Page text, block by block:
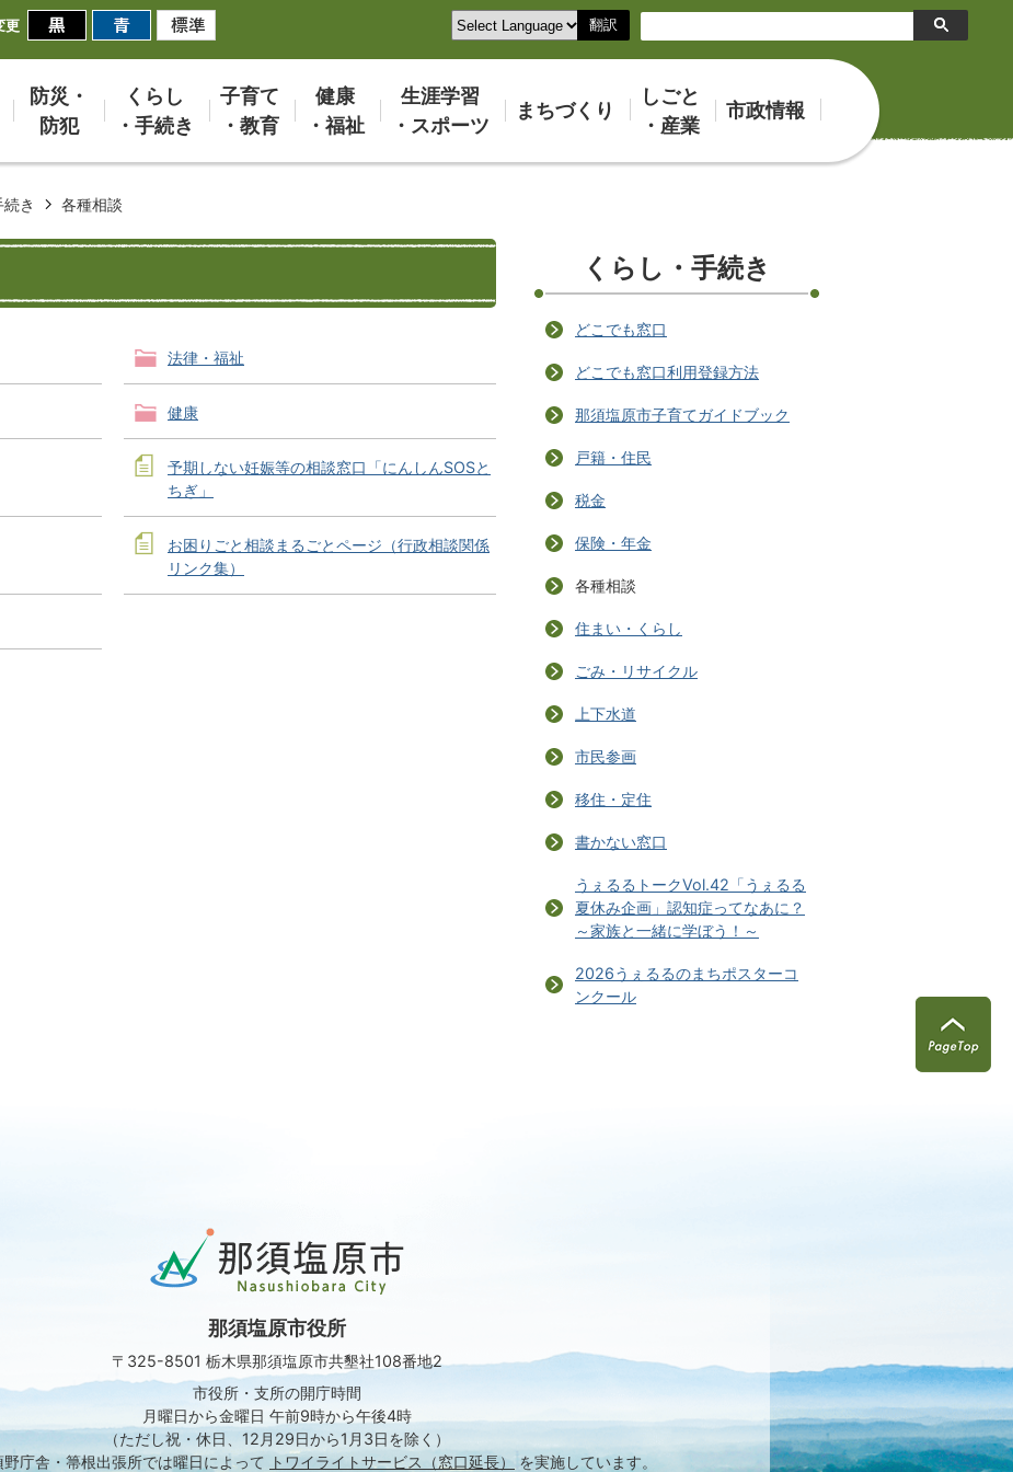
更 翻訳
検
索
防災・
防犯
くらし
・手続き
子育て
・教育
健康
・福祉
生涯学習
・スポーツ
まちづくり
しごと
・産業
市政情報
き 各種相談
法律・福祉
健康
予期しない妊娠等の相談窓口「にんしんSOSと
ちぎ」
お困りごと相談まるごとページ（行政相談関係
リンク集）
くらし・手続き
どこでも窓口
どこでも窓口利用登録方法
那須塩原市子育てガイドブック
戸籍・住民
税金
保険・年金
各種相談
住まい・くらし
ごみ・リサイクル
上下水道
市民参画
移住・定住
書かない窓口
うぇるるトークVol.42「うぇるる
夏休み企画」認知症ってなあに？
～家族と一緒に学ぼう！～
2026うぇるるのまちポスターコ
ンクール
須
塩
Nasushiobara
City
那須塩原市役所
〒325-8501 栃木県那須塩原市共墾社108番地2
市役所・支所の開庁時間
月曜日から金曜日 午前9時から午後4時
（ただし祝・休日、12月29日から1月3日を除く）
庁舎・箒根出張所では曜日によって トワイライトサービス（窓口延長） を実施しています。